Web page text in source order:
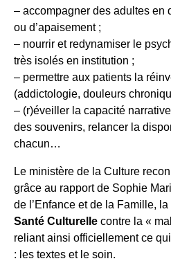
– accompagner des adultes en
ou d’apaisement ;
– nourrir et redynamiser le
très isolés en institution ;
– permettre aux patients la
(addictologie, douleurs
– (r)éveiller la capacité
des souvenirs, relancer la
chacun…
Le ministère de la Culture
grâce au rapport de Sophie
de l’Enfance et de la Famille,
Santé Culturelle contre la «
reliant ainsi officiellement ce
: les textes et le soin.